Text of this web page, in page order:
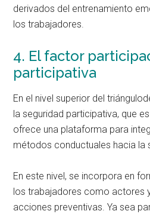
derivados del entrenamiento
los trabajadores.
4. El factor
participativa
En el nivel superior del
la seguridad participativa, que
ofrece una plataforma para
métodos conductuales hacia la
En este nivel, se incorpora en
los trabajadores como actores
acciones preventivas. Ya sea